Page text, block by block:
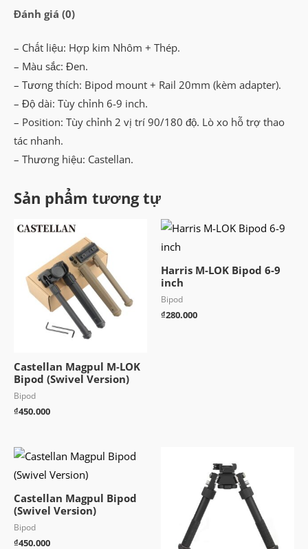
lượng
Đánh giá (0)
– Chất liệu: Hợp kim Nhôm + Thép.
– Màu sắc: Đen.
– Tương thích: Bipod mount + Rail 20mm (kèm adapter).
– Độ dài: Tùy chỉnh 6-9 inch.
– Position: Tùy chỉnh 2 vị trí 90/180 độ. Lò xo hỗ trợ thao
tác nhanh.
– Thương hiệu: Castellan.
Sản phẩm tương tự
Castellan Magpul M-LOK
Bipod (Swivel Version)
Bipod
₫450.000
Harris M-LOK Bipod 6-9
inch
Bipod
₫280.000
Castellan Magpul Bipod
(Swivel Version)
Bipod
₫450.000